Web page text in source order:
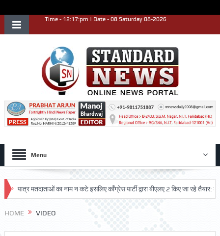
Time - 12:17:pm | Date - 08 Saturday 08-2026
Menu
पात्र मतदाताओं का नाम न कटे इसलिए काँग्रेस पार्टी द्वारा बीएलए 2 किए जा रहे तैयार:
HOME VIDEO